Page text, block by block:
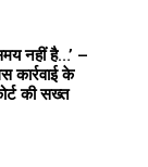
नहीं है…’ –
कार्रवाई के
की सख्त